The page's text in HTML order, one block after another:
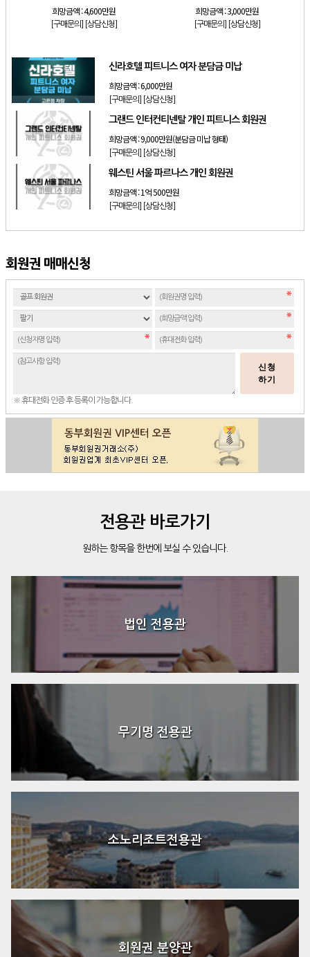
희망금액 :4,600만원
[구매문의] [상담신청]
희망금액 :3,000만원
[구매문의] [상담신청]
신라호텔 피트니스 여자 분담금 미납
희망금액 :6,000만원
[구매문의] [상담신청]
그랜드 인터컨티넨탈 개인 피트니스 회원권
희망금액 :9,000만원(분담금 미납 형태)
[구매문의] [상담신청]
웨스틴 서울 파르나스 개인 회원권
희망금액 :1억 500만원
[구매문의] [상담신청]
회원권 매매신청
신청
하기
※ 휴대전화 인증 후 등록이 가능합니다.
전용관 바로가기
원하는 항목을 한번에 보실 수 있습니다.
법인 전용관
무기명 전용관
소노리조트전용관
회원권 분양관